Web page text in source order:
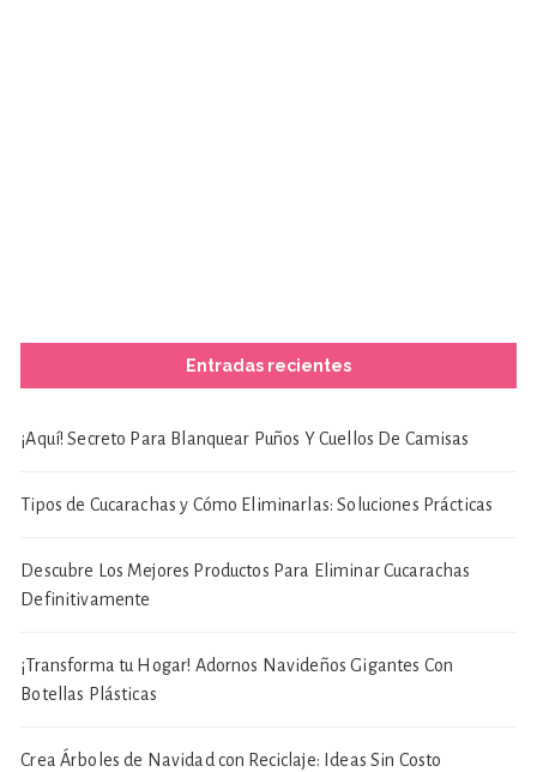
Entradas recientes
¡Aquí! Secreto Para Blanquear Puños Y Cuellos De Camisas
Tipos de Cucarachas y Cómo Eliminarlas: Soluciones Prácticas
Descubre Los Mejores Productos Para Eliminar Cucarachas
Definitivamente
¡Transforma tu Hogar! Adornos Navideños Gigantes Con
Botellas Plásticas
Crea Árboles de Navidad con Reciclaje: Ideas Sin Costo